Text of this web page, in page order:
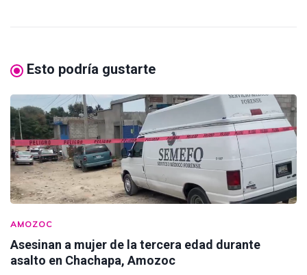
Esto podría gustarte
AMOZOC
Asesinan a mujer de la tercera edad durante
asalto en Chachapa, Amozoc